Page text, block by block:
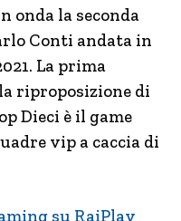
onda la seconda
Conti andata in
La prima
riproposizione di
Dieci è il game
vip a caccia di
su RaiPlay